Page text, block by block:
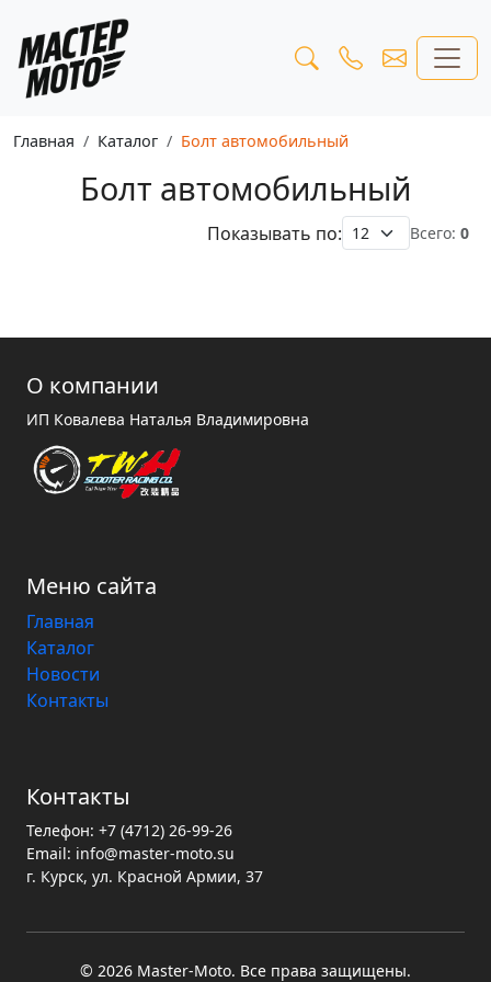
Главная Каталог Болт автомобильный
Болт автомобильный
Показывать по: Всего: 0
О компании
ИП Ковалева Наталья Владимировна
Меню сайта
Главная
Каталог
Новости
Контакты
Контакты
Телефон: +7 (4712) 26-99-26
Email: info@master-moto.su
г. Курск, ул. Красной Армии, 37
© 2026 Master‑Moto. Все права защищены.